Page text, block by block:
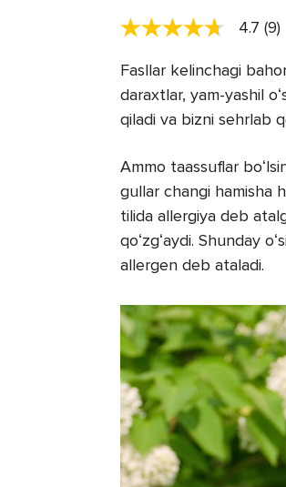
4.7 (9)
Fasllar kelinchagi
daraxtlar, yam-yashil
qiladi va bizni sehrlab
Ammo taassuflar
gullar changi hamisha
tilida allergiya deb
qoʻzgʻaydi. Shunday
allergen deb ataladi.